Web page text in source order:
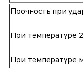
Прочность при
При температуре
При температуре